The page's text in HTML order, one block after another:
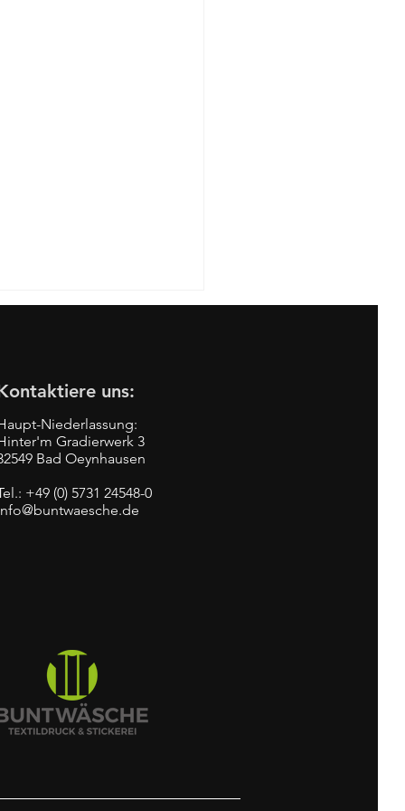
uns:
Niederlassung:
Gradierwerk 3
Bad Oeynhausen
+49 (0) 5731 24548-0